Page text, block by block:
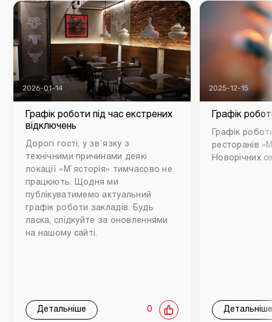
2026-01-14
Графік роботи під час екстрених
відключень
Дорогі гості, у зв`язку з
технічними причинами деякі
локації «М`ясторія» тимчасово не
працюють. Щодня ми
публікуватимемо актуальний
графік роботи закладів. Будь
ласка, слідкуйте за оновленнями
на нашому сайті.
Детальніше 0
2025-12-15
Графік
Графік
ресторанів
Новорічних
Детальніше